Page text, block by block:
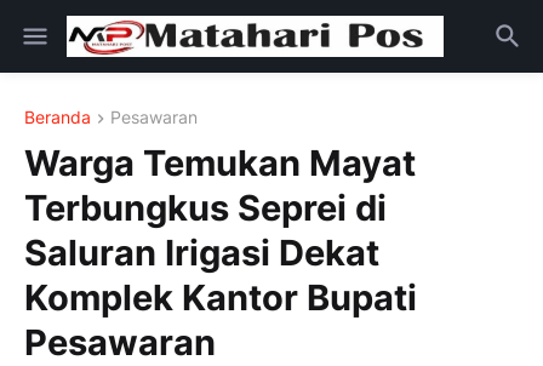
Beranda Pesawaran
Warga Temukan Mayat
Terbungkus Seprei di
Saluran Irigasi Dekat
Komplek Kantor Bupati
Pesawaran